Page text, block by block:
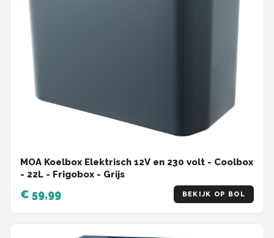
MOA Koelbox Elektrisch 12V en 230 volt - Coolbox
- 22L - Frigobox - Grijs
€ 59,99 BEKIJK OP BOL